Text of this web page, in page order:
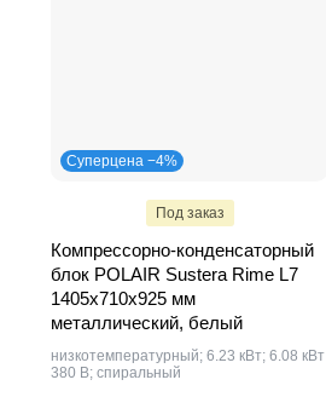
Суперцена −4%
Под заказ
Компрессорно-конденсаторный
блок POLAIR Sustera Rime L7
1405x710x925 мм
металлический, белый
низкотемпературный; 6.23 кВт; 6.08
380 В; спиральный